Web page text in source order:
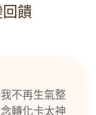
饋
不再生氣整
轉化卡太神